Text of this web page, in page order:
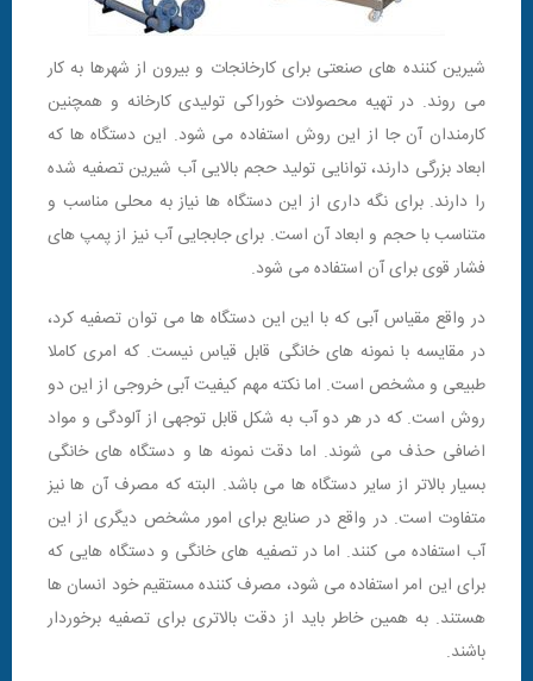
شیرین کننده های صنعتی برای کارخانجات و بیرون از شهرها به کار
می روند. در تهیه محصولات خوراکی تولیدی کارخانه و همچنین
کارمندان آن جا از این روش استفاده می شود. این دستگاه ها که
ابعاد بزرگی دارند، توانایی تولید حجم بالایی آب شیرین تصفیه شده
را دارند. برای نگه داری از این دستگاه ها نیاز به محلی مناسب و
متناسب با حجم و ابعاد آن است. برای جابجایی آب نیز از پمپ های
فشار قوی برای آن استفاده می شود.
در واقع مقیاس آبی که با این این دستگاه ها می توان تصفیه کرد،
در مقایسه با نمونه های خانگی قابل قیاس نیست. که امری کاملا
طبیعی و مشخص است. اما نکته مهم کیفیت آبی خروجی از این دو
روش است. که در هر دو آب به شکل قابل توجهی از آلودگی و مواد
اضافی حذف می شوند. اما دقت نمونه ها و دستگاه های خانگی
بسیار بالاتر از سایر دستگاه ها می باشد. البته که مصرف آن ها نیز
متفاوت است. در واقع در صنایع برای امور مشخص دیگری از این
آب استفاده می کنند. اما در تصفیه های خانگی و دستگاه هایی که
برای این امر استفاده می شود، مصرف کننده مستقیم خود انسان ها
هستند. به همین خاطر باید از دقت بالاتری برای تصفیه برخوردار
باشند.